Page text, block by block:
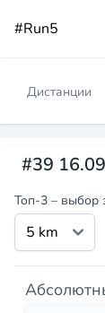
#Run5
Дистанции
#39
Топ-3 – выбор